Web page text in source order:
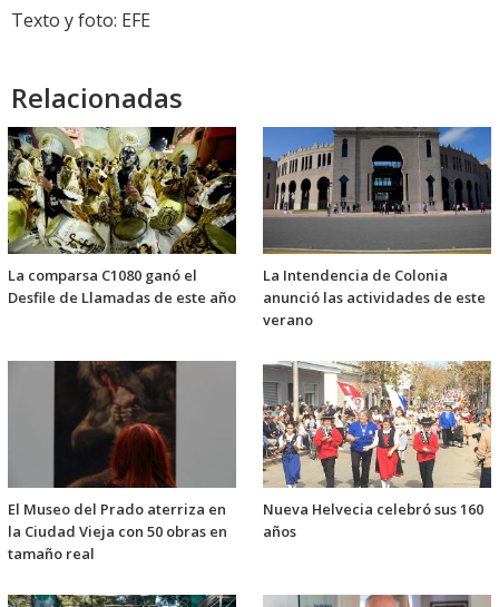
Texto y foto: EFE
Relacionadas
La comparsa C1080 ganó el
Desfile de Llamadas de este año
La Intendencia de Colonia
anunció las actividades de este
verano
El Museo del Prado aterriza en
la Ciudad Vieja con 50 obras en
tamaño real
Nueva Helvecia celebró sus 160
años